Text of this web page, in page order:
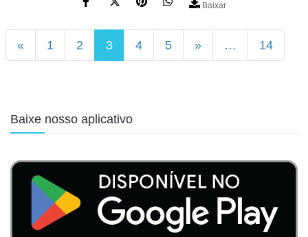
Baixar
« 1 2 3 4 5 » … 14
Baixe nosso aplicativo